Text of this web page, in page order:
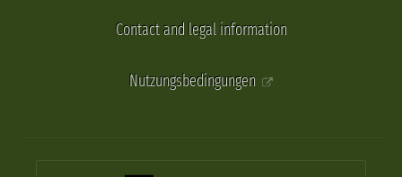
Contact and legal information
Nutzungsbedingungen